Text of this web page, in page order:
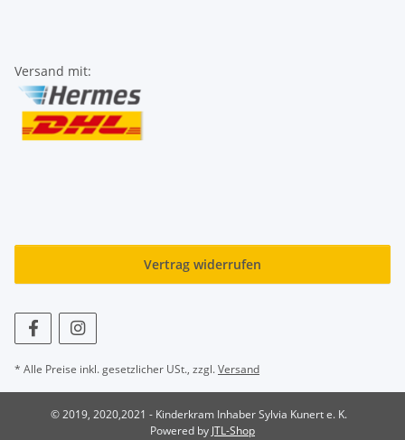
Versand mit:
Vertrag widerrufen
* Alle Preise inkl. gesetzlicher USt., zzgl.Versand
© 2019, 2020,2021 - Kinderkram Inhaber Sylvia Kunert e. K.
Powered by JTL-Shop